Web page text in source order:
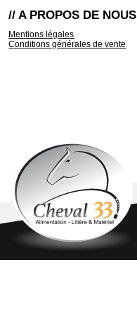
// A PROPOS DE NOUS
Mentions légales
Conditions générales de vente